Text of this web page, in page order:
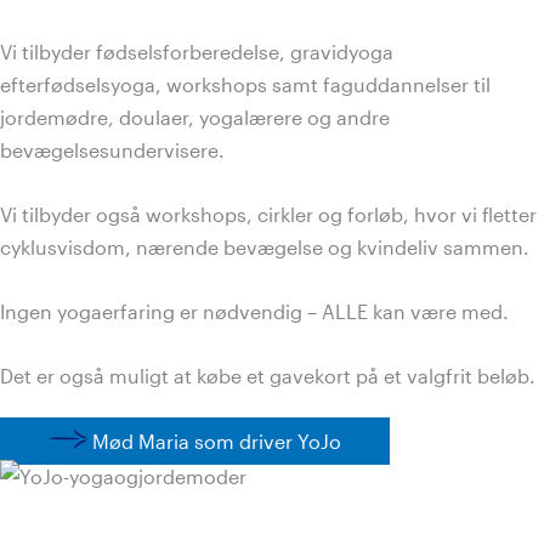
Vi tilbyder fødselsforberedelse, gravidyoga
efterfødselsyoga, workshops samt faguddannelser til
jordemødre, doulaer, yogalærere og andre
bevægelsesundervisere.
Vi tilbyder også workshops, cirkler og forløb, hvor vi fletter
cyklusvisdom, nærende bevægelse og kvindeliv sammen.
Ingen yogaerfaring er nødvendig – ALLE kan være med.
Det er også muligt at købe et gavekort på et valgfrit beløb.
Mød Maria som driver YoJo